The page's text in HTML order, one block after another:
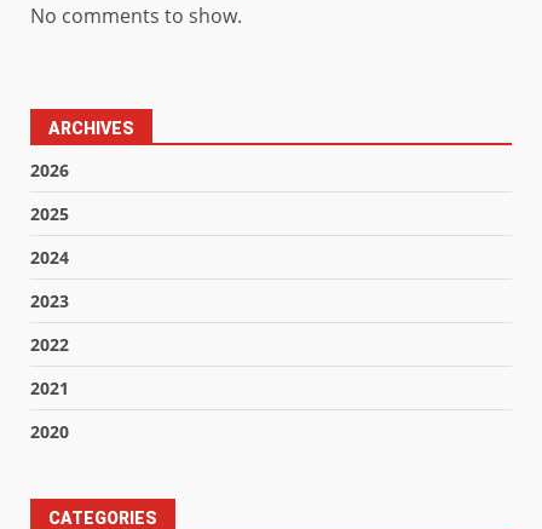
No comments to show.
ARCHIVES
2026
2025
2024
2023
2022
2021
2020
CATEGORIES